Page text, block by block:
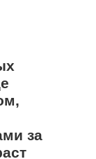
за